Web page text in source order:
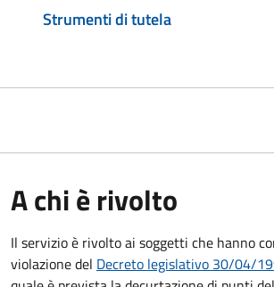
Strumenti di tutela
A chi è rivolto
Il servizio è rivolto ai soggetti che hanno
violazione del Decreto legislativo 30/04/